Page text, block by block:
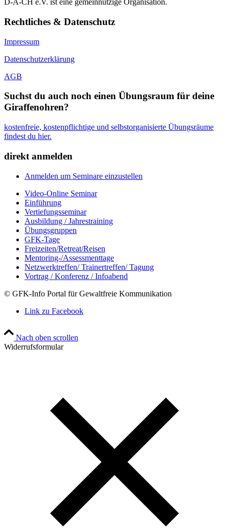
D-A-CH e.V. ist eine gemeinnützige Organisation.
Rechtliches & Datenschutz
Impressum
Datenschutzerklärung
AGB
Suchst du auch noch einen Übungsraum für deine
Giraffenohren?
kostenfreie, kostenpflichtige und selbstorganisierte Übungsräume
findest du hier.
direkt anmelden
Anmelden um Seminare einzustellen
Video-Online Seminar
Einführung
Vertiefungsseminar
Ausbildung / Jahrestraining
Übungsgruppen
GFK-Tage
Freizeiten/Retreat/Reisen
Mentoring-/Assessmenttage
Netzwerktreffen/ Trainertreffen/ Tagung
Vortrag / Konferenz / Infoabend
© GFK-Info Portal für Gewaltfreie Kommunikation
Link zu Facebook
Nach oben scrollen
Widerrufsformular